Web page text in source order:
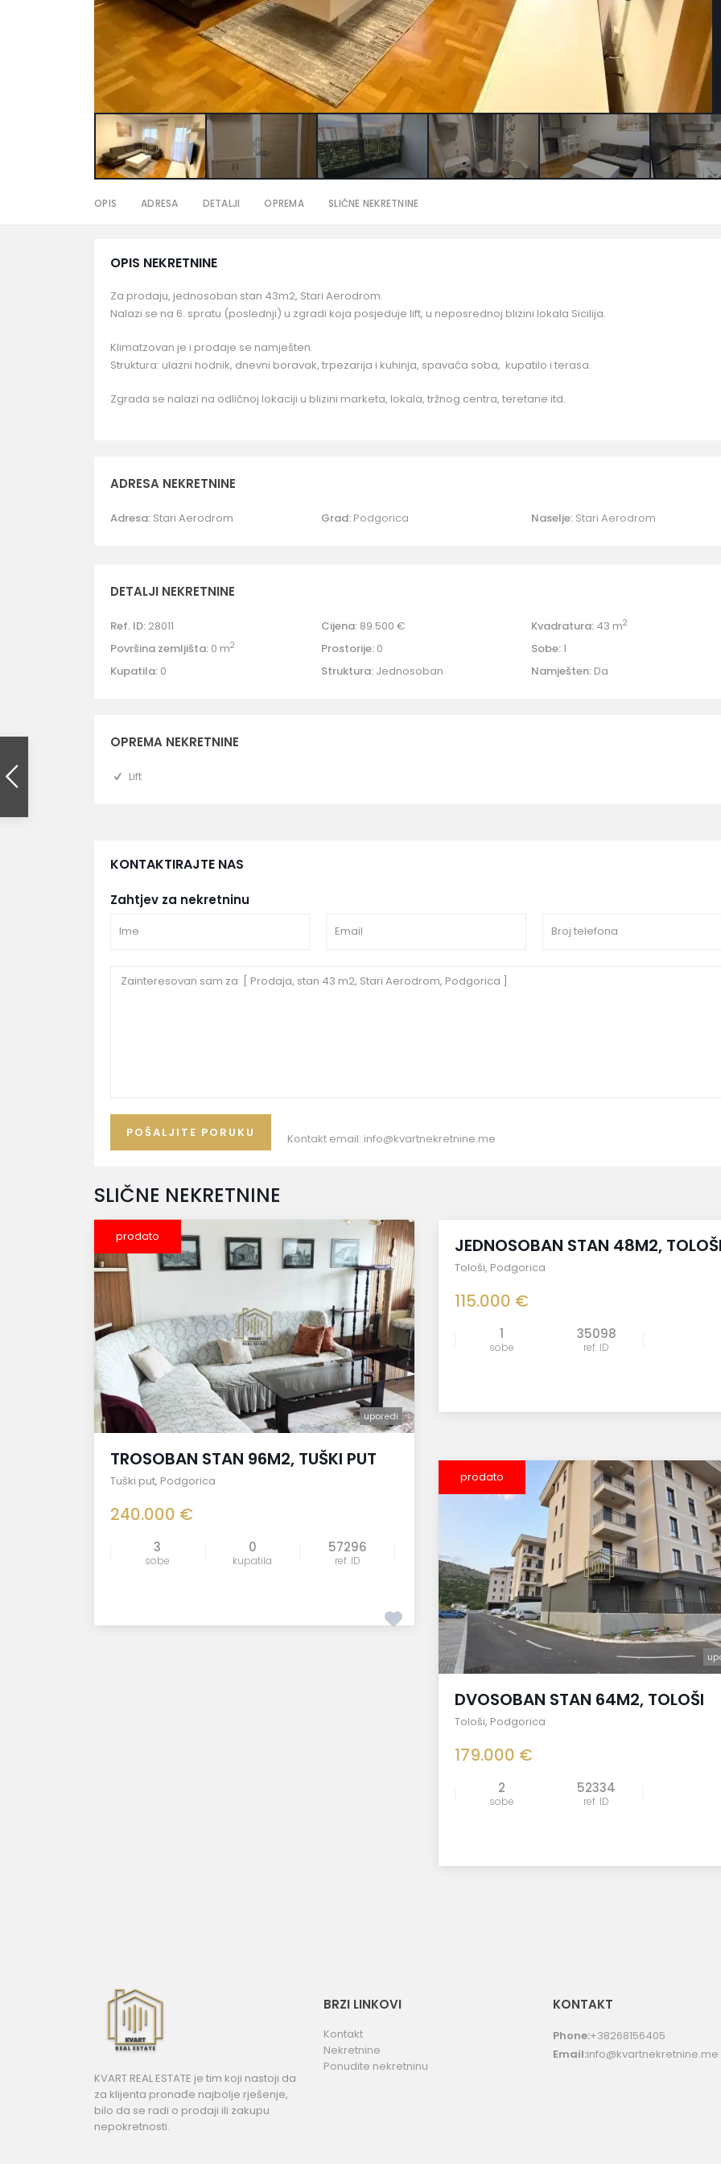
OPIS ADRESA DETALJI OPREMA SLIČNE NEKRETNINE
OPIS NEKRETNINE
Za prodaju, jednosoban stan 43m2, Stari Aerodrom.
Nalazi se na 6. spratu (poslednji) u zgradi koja posjeduje lift, u neposrednoj blizini lokala Sicilija.
Klimatzovan je i prodaje se namješten.
Struktura: ulazni hodnik, dnevni boravak, trpezarija i kuhinja, spavaća soba, kupatilo i terasa.
Zgrada se nalazi na odličnoj lokaciji u blizini marketa, lokala, tržnog centra, teretane itd.
ADRESA NEKRETNINE
Adresa: Stari Aerodrom Grad: Podgorica Naselje: Stari Aerodrom
DETALJI NEKRETNINE
Ref. ID: 28011 Cijena: 89.500 € Kvadratura: 43 m2
Površina zemljišta: 0 m2 Prostorije:0 Sobe:1
Kupatila: 0 Struktura:Jednosoban Namješten: Da
OPREMA NEKRETNINE
Lift
KONTAKTIRAJTE NAS
Zahtjev za nekretninu
Kontakt email: info@kvartnekretnine.me
SLIČNE NEKRETNINE
prodato
uporedi
TROSOBAN STAN 96M2, TUŠKI PUT
Tuški put, Podgorica
240.000 €
3
sobe
0
kupatila
57296
ref. ID
prodato
uporedi
JEDNOSOBAN STAN 48M2,
Tološi, Podgorica
115.000 €
1
sobe
35098
ref. ID
prodato
DVOSOBAN STAN 64M2, TOLOŠI
Tološi, Podgorica
179.000 €
2
sobe
52334
ref. ID
KVART REAL ESTATE je tim koji nastoji da
za klijenta pronađe najbolje rješenje,
bilo da se radi o prodaji ili zakupu
nepokretnosti.
BRZI LINKOVI
Kontakt
Nekretnine
Ponudite nekretninu
KONTAKT
Phone:+38268156405
Email:info@kvartnekretnine.me